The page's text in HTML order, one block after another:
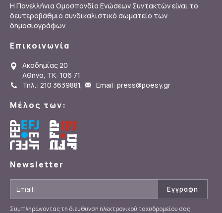
Η Πανελλήνια Ομοσπονδία Ενώσεων Συντακτών είναι το
δευτεροβάθμιο συνδικαλιστικό σωματείο των
δημοσιογράφων.
Επικοινωνία
Ακαδημίας 20
Αθήνα, ΤΚ: 106 71
Τηλ.: 210 3639881, Email: press@poesy.gr
Μέλος των:
Newsletter
Συμπληρώνοντας τη διεύθυνση ηλεκτρονικού ταχυδρομείου σας